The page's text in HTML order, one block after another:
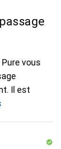
vous
Il est